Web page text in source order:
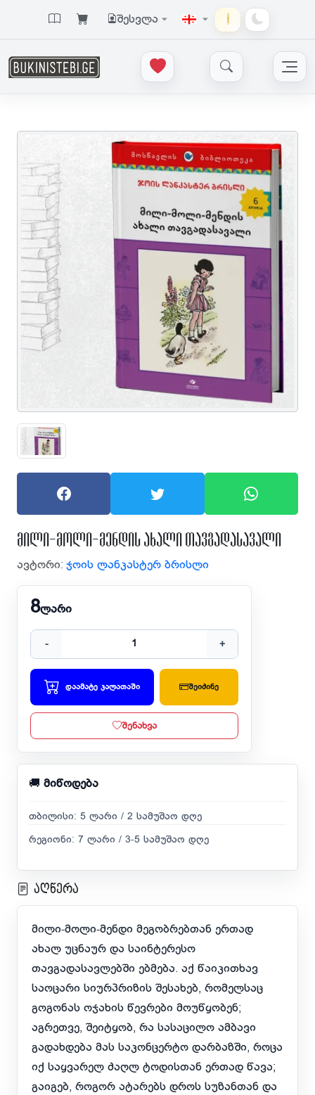
შესვლა
მილი-მოლი-მენდის ახალი თავგადასავალი
ავტორი: ჯოის ლანკასტერ ბრისლი
8ლარი
- +
დაამატე კალათაში შეიძინე
შენახვა
🚚 მიწოდება
თბილისი: 5 ლარი / 2 სამუშაო დღე
რეგიონი: 7 ლარი / 3-5 სამუშაო დღე
აღწერა
მილი-მოლი-მენდი მეგობრებთან ერთად
ახალ უცნაურ და საინტერესო
თავგადასავლებში ებმება. აქ წაიკითხავ
საოცარი სიურპრიზის შესახებ, რომელსაც
გოგონას ოჯახის წევრები მოუწყობენ;
აგრეთვე, შეიტყობ, რა სასაცილო ამბავი
გადახდება მას საკონცერტო დარბაზში, როცა
იქ საყვარელ ძაღლ ტოდისთან ერთად წავა;
გაიგებ, როგორ ატარებს დროს სუზანთან და